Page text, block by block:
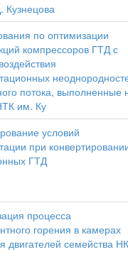
Кузнецова
по оптимизации
компрессоров ГТД с
потока, выполненные
им. Ку
условий
при
ГТД
процесса
горения в камерах
двигателей семейства НК